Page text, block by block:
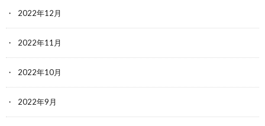
2022年12月
2022年11月
2022年10月
2022年9月